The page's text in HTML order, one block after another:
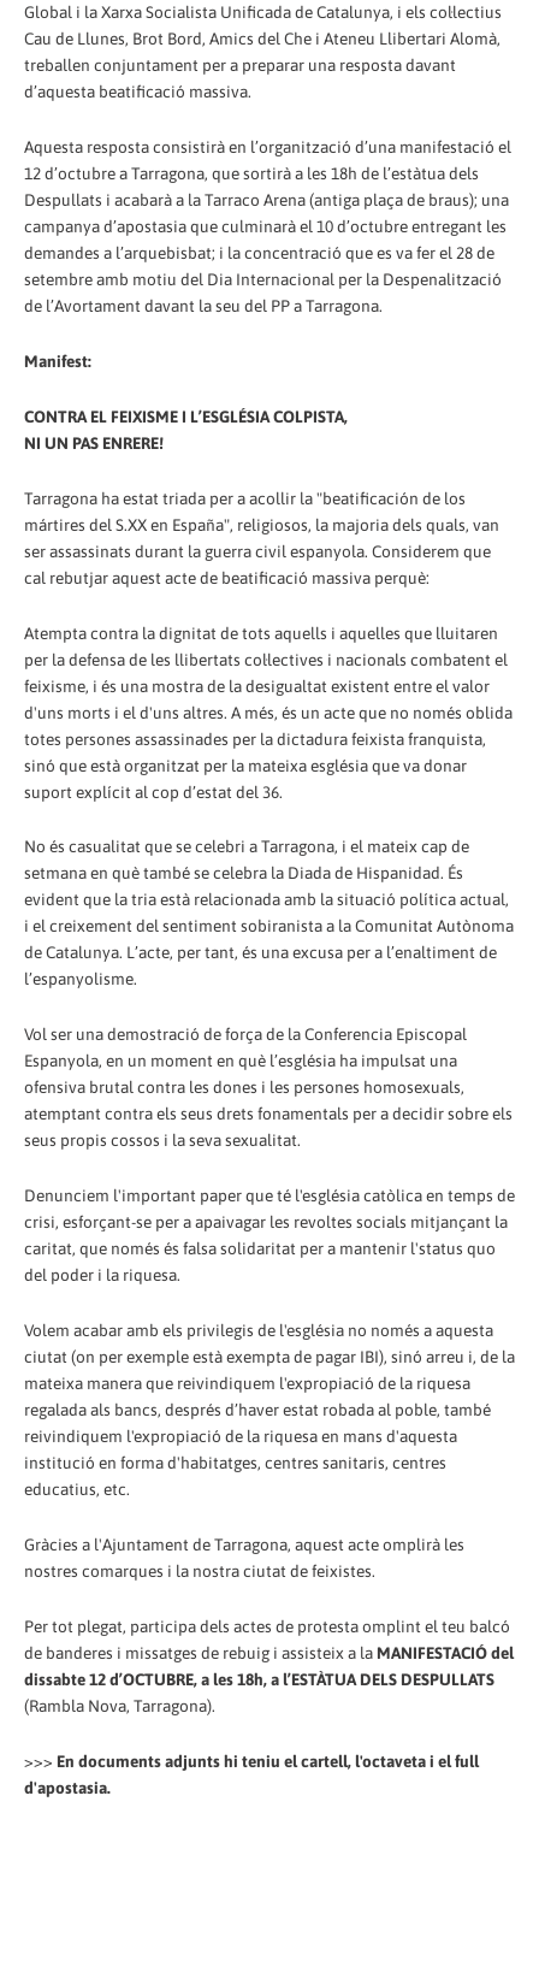
Global i la Xarxa Socialista Unificada de Catalunya, i els col·lectius
Cau de Llunes, Brot Bord, Amics del Che i Ateneu Llibertari Alomà,
treballen conjuntament per a preparar una resposta davant
d’aquesta beatificació massiva.
Aquesta resposta consistirà en l’organització d’una manifestació el
12 d’octubre a Tarragona, que sortirà a les 18h de l’estàtua dels
Despullats i acabarà a la Tarraco Arena (antiga plaça de braus); una
campanya d’apostasia que culminarà el 10 d’octubre entregant les
demandes a l’arquebisbat; i la concentració que es va fer el 28 de
setembre amb motiu del Dia Internacional per la Despenalització
de l’Avortament davant la seu del PP a Tarragona.
Manifest:
CONTRA EL FEIXISME I L’ESGLÉSIA COLPISTA,
NI UN PAS ENRERE!
Tarragona ha estat triada per a acollir la "beatificación de los
mártires del S.XX en España", religiosos, la majoria dels quals, van
ser assassinats durant la guerra civil espanyola. Considerem que
cal rebutjar aquest acte de beatificació massiva perquè:
Atempta contra la dignitat de tots aquells i aquelles que lluitaren
per la defensa de les llibertats col·lectives i nacionals combatent el
feixisme, i és una mostra de la desigualtat existent entre el valor
d'uns morts i el d'uns altres. A més, és un acte que no només oblida
totes persones assassinades per la dictadura feixista franquista,
sinó que està organitzat per la mateixa església que va donar
suport explícit al cop d’estat del 36.
No és casualitat que se celebri a Tarragona, i el mateix cap de
setmana en què també se celebra la Diada de Hispanidad. És
evident que la tria està relacionada amb la situació política actual,
i el creixement del sentiment sobiranista a la Comunitat Autònoma
de Catalunya. L’acte, per tant, és una excusa per a l’enaltiment de
l’espanyolisme.
Vol ser una demostració de força de la Conferencia Episcopal
Espanyola, en un moment en què l’església ha impulsat una
ofensiva brutal contra les dones i les persones homosexuals,
atemptant contra els seus drets fonamentals per a decidir sobre els
seus propis cossos i la seva sexualitat.
Denunciem l'important paper que té l'església catòlica en temps de
crisi, esforçant-se per a apaivagar les revoltes socials mitjançant la
caritat, que només és falsa solidaritat per a mantenir l'status quo
del poder i la riquesa.
Volem acabar amb els privilegis de l'església no només a aquesta
ciutat (on per exemple està exempta de pagar IBI), sinó arreu i, de la
mateixa manera que reivindiquem l'expropiació de la riquesa
regalada als bancs, després d’haver estat robada al poble, també
reivindiquem l'expropiació de la riquesa en mans d'aquesta
institució en forma d'habitatges, centres sanitaris, centres
educatius, etc.
Gràcies a l'Ajuntament de Tarragona, aquest acte omplirà les
nostres comarques i la nostra ciutat de feixistes.
Per tot plegat, participa dels actes de protesta omplint el teu balcó
de banderes i missatges de rebuig i assisteix a la MANIFESTACIÓ del
dissabte 12 d’OCTUBRE, a les 18h, a l’ESTÀTUA DELS DESPULLATS
(Rambla Nova, Tarragona).
>>> En documents adjunts hi teniu el cartell, l'octaveta i el full
d'apostasia.